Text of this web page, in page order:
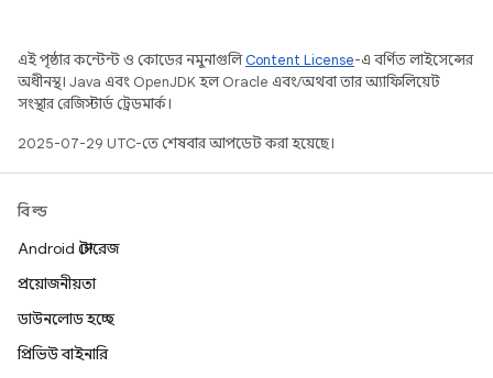
এই পৃষ্ঠার কন্টেন্ট ও কোডের নমুনাগুলিContent License-এ বর্ণিত লাইসেন্সের
অধীনস্থ। Java এবং OpenJDK হল Oracle এবং/অথবা তার অ্যাফিলিয়েট
সংস্থার রেজিস্টার্ড ট্রেডমার্ক।
2025-07-29 UTC-তে শেষবার আপডেট করা হয়েছে।
বিল্ড
Android স্টোরেজ
প্রয়োজনীয়তা
ডাউনলোড হচ্ছে
প্রিভিউ বাইনারি